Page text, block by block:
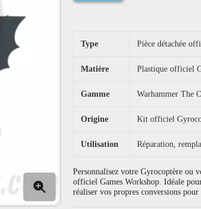
Type Pièce détachée
Matière Plastique officiel
Gamme Warhammer The
Origine Kit officiel
Utilisation Réparation,
Personnalisez votre Gyrocoptère ou
officiel Games Workshop. Idéale
réaliser vos propres conversions